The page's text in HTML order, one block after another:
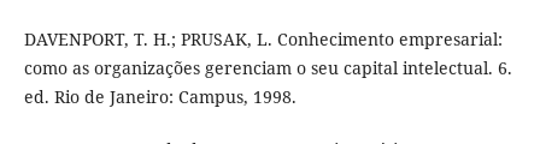
DAVENPORT, T. H.; PRUSAK, L. Conhecimento empresarial:
como as organizações gerenciam o seu capital intelectual. 6.
ed. Rio de Janeiro: Campus, 1998.